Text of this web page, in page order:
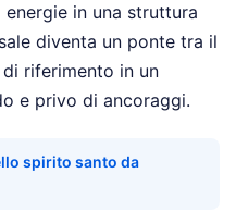
in una struttura
diventa un ponte tra il
riferimento in un
e privo di ancoraggi.
spirito santo da